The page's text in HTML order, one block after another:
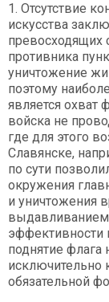
1. Отсутствие
искусства
превосходящих
противника
уничтожение
поэтому
является охват
войска не
где для этого
Славянске,
по сути
окружения
и уничтожения
эффективности
поднятие
исключительно
обязательной